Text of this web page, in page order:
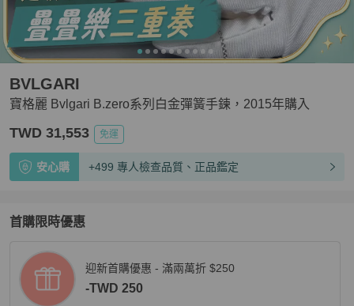
寶格麗 Bvlgari B.zero系列白金彈簧手鍊，2015年購入
BVLGARI
TWD 31,553 免運
安心購 +499 專人檢查品質、正品鑑定
首購限時優惠
迎新首購優惠 - 滿兩萬折 $250
-TWD 250